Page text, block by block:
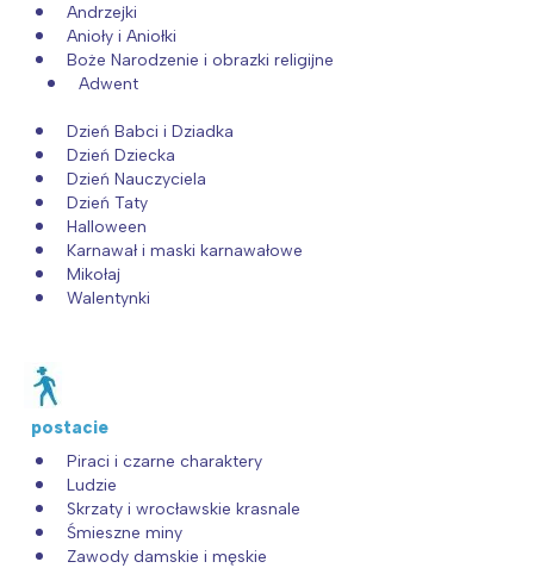
Andrzejki
Anioły i Aniołki
Boże Narodzenie i obrazki religijne
Adwent
Dzień Babci i Dziadka
Dzień Dziecka
Dzień Nauczyciela
Dzień Taty
Halloween
Karnawał i maski karnawałowe
Mikołaj
Walentynki
postacie
Piraci i czarne charaktery
Ludzie
Skrzaty i wrocławskie krasnale
Śmieszne miny
Zawody damskie i męskie